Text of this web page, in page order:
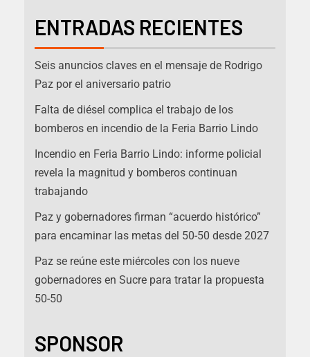
ENTRADAS RECIENTES
Seis anuncios claves en el mensaje de Rodrigo
Paz por el aniversario patrio
Falta de diésel complica el trabajo de los
bomberos en incendio de la Feria Barrio Lindo
Incendio en Feria Barrio Lindo: informe policial
revela la magnitud y bomberos continuan
trabajando
Paz y gobernadores firman “acuerdo histórico”
para encaminar las metas del 50-50 desde 2027
Paz se reúne este miércoles con los nueve
gobernadores en Sucre para tratar la propuesta
50-50
SPONSOR